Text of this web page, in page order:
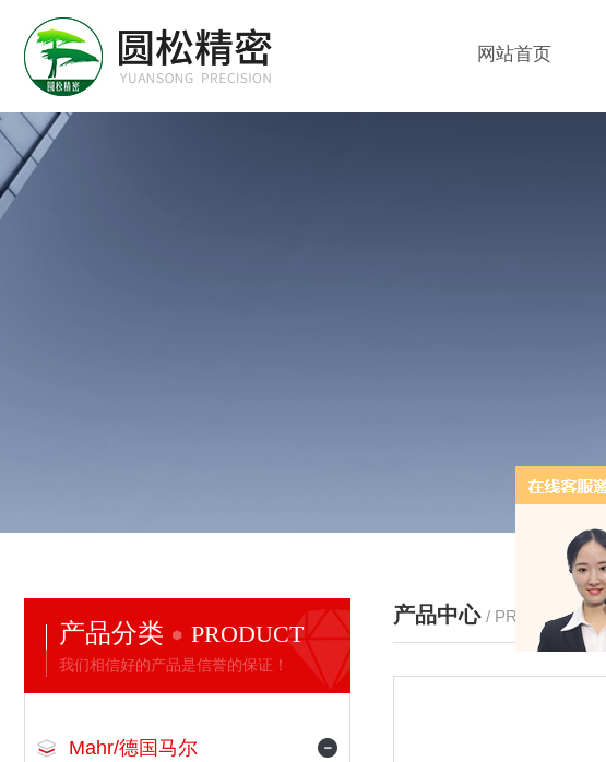
网站首页
产品分类 PRODUCT
我们相信好的产品是信誉的保证！
Mahr/德国马尔
产品中心 / PRODUCTS